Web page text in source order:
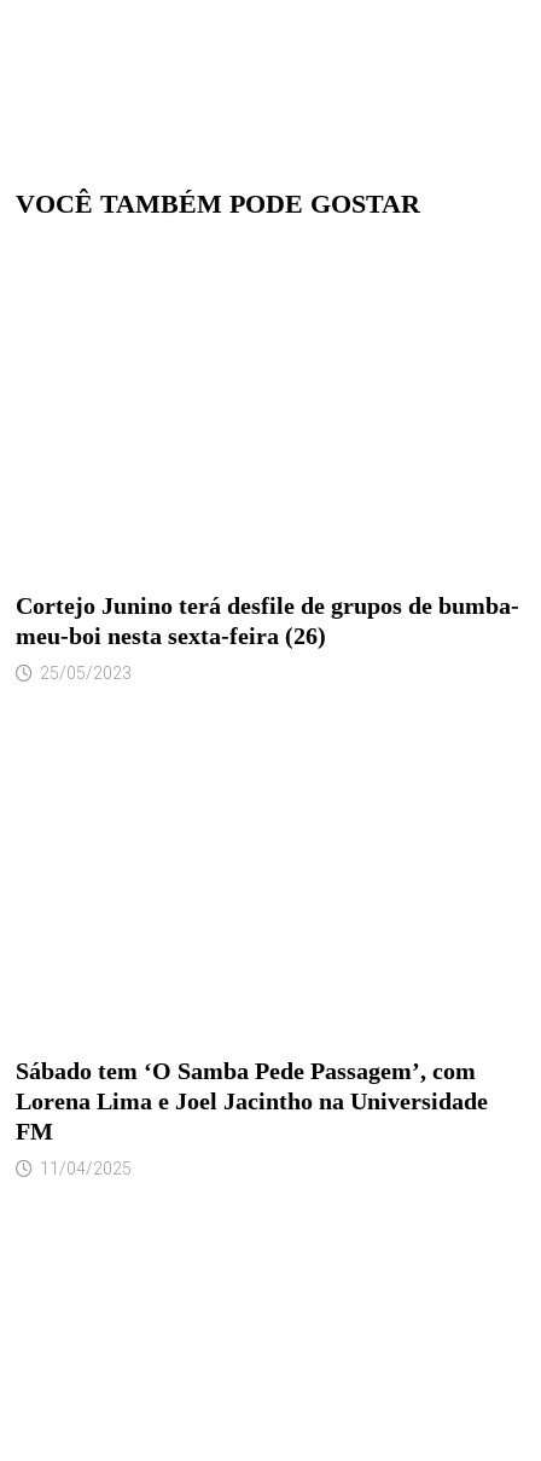
VOCÊ TAMBÉM PODE GOSTAR
Cortejo Junino terá desfile de grupos de bumba-
meu-boi nesta sexta-feira (26)
25/05/2023
Sábado tem ‘O Samba Pede Passagem’, com
Lorena Lima e Joel Jacintho na Universidade
FM
11/04/2025